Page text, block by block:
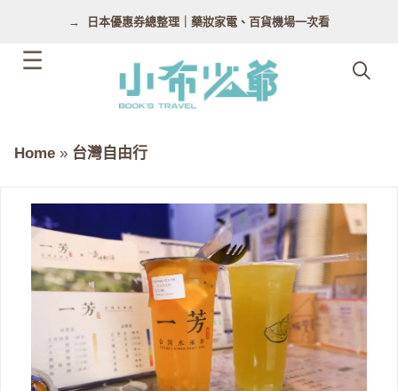
日本優惠券總整理｜藥妝家電、百貨機場一次看
Home » 台灣自由行